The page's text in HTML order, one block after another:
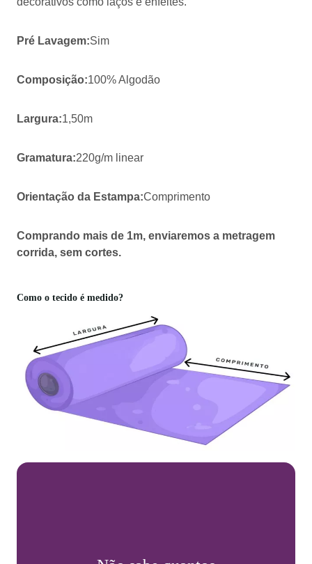
Pré Lavagem:Sim
Composição:100% Algodão
Largura:1,50m
Gramatura:220g/m linear
Orientação da Estampa:Comprimento
Comprando mais de 1m, enviaremos a metragem
corrida, sem cortes.
Como o tecido é medido?